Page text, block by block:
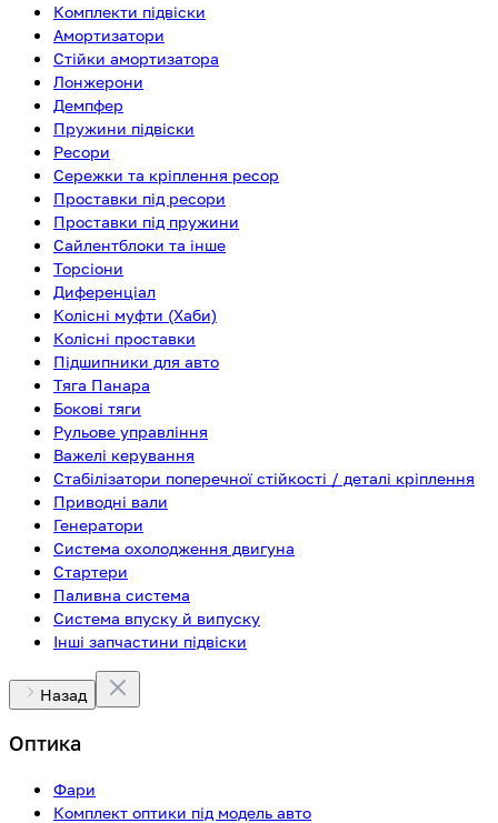
Комплекти підвіски
Амортизатори
Стійки амортизатора
Лонжерони
Демпфер
Пружини підвіски
Ресори
Сережки та кріплення ресор
Проставки під ресори
Проставки під пружини
Сайлентблоки та інше
Торсіони
Диференціал
Колісні муфти (Хаби)
Колісні проставки
Підшипники для авто
Тяга Панара
Бокові тяги
Рульове управління
Важелі керування
Стабілізатори поперечної стійкості / деталі кріплення
Приводні вали
Генератори
Система охолодження двигуна
Стартери
Паливна система
Система впуску й випуску
Інші запчастини підвіски
Назад
Оптика
Фари
Комплект оптики під модель авто